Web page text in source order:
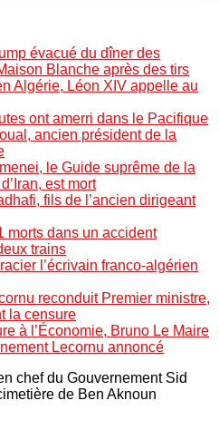
évacué du dîner des
Blanche après des tirs
Algérie, Léon XIV appelle au
ont amerri dans le Pacifique
ancien président de la
le Guide suprême de la
est mort
fils de l’ancien dirigeant
morts dans un accident
trains
l’écrivain franco-algérien
reconduit Premier ministre,
la censure
à l’Économie, Bruno Le Maire
Lecornu annoncé
chef du Gouvernement Sid
de Ben Aknoun